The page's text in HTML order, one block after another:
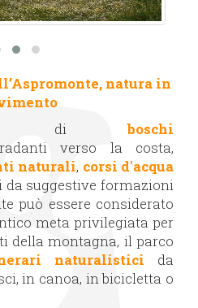
natura in
diboschi
verso la costa,
naturali, corsi d'acqua
da suggestive formazioni
può essere considerato
meta privilegiata per
della montagna, il parco
naturalistici da
in canoa, in bicicletta o